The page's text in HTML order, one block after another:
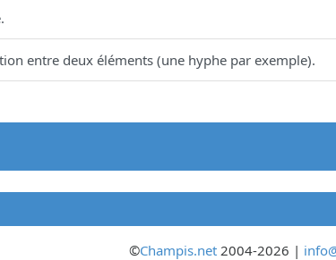
entre deux éléments (une hyphe par exemple).
©Champis.net2004-2026 |